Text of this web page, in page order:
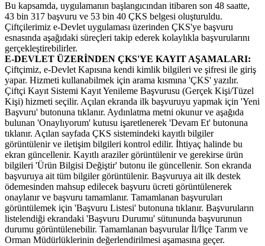
Bu kapsamda, uygulamanın başlangıcından itibaren son 48 saatte,
43 bin 317 başvuru ve 53 bin 40 ÇKS belgesi oluşturuldu.
Çiftçilerimiz e-Devlet uygulaması üzerinden ÇKS'ye başvuru
esnasında aşağıdaki süreçleri takip ederek kolaylıkla başvurularını
gerçekleştirebilirler.
E-DEVLET ÜZERİNDEN ÇKS'YE KAYIT AŞAMALARI:
Çiftçimiz, e-Devlet Kapısına kendi kimlik bilgileri ve şifresi ile giriş
yapar. Hizmeti kullanabilmek için arama kısmına 'ÇKS' yazılır.
Çiftçi Kayıt Sistemi Kayıt Yenileme Başvurusu (Gerçek Kişi/Tüzel
Kişi) hizmeti seçilir. Açılan ekranda ilk başvuruyu yapmak için 'Yeni
Başvuru' butonuna tıklanır. Aydınlatma metni okunur ve aşağıda
bulunan 'Onaylıyorum' kutusu işaretlenerek 'Devam Et' butonuna
tıklanır. Açılan sayfada ÇKS sistemindeki kayıtlı bilgiler
görüntülenir ve iletişim bilgileri kontrol edilir. İhtiyaç halinde bu
ekran güncellenir. Kayıtlı araziler görüntülenir ve gerekirse ürün
bilgileri 'Ürün Bilgisi Değiştir' butonu ile güncellenir. Son ekranda
başvuruya ait tüm bilgiler görüntülenir. Başvuruya ait ilk destek
ödemesinden mahsup edilecek başvuru ücreti görüntülenerek
onaylanır ve başvuru tamamlanır. Tamamlanan başvuruları
görüntülemek için 'Başvuru Listesi' butonuna tıklanır. Başvuruların
listelendiği ekrandaki 'Başvuru Durumu' sütununda başvurunun
durumu görüntülenebilir. Tamamlanan başvurular İl/İlçe Tarım ve
Orman Müdürlüklerinin değerlendirilmesi aşamasına geçer.